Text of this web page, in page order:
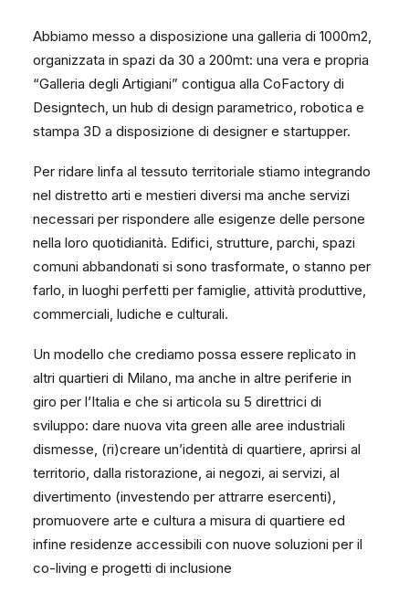
Abbiamo messo a disposizione una galleria di 1000m2,
organizzata in spazi da 30 a 200mt: una vera e propria
“Galleria degli Artigiani” contigua alla CoFactory di
Designtech, un hub di design parametrico, robotica e
stampa 3D a disposizione di designer e startupper.
Per ridare linfa al tessuto territoriale stiamo integrando
nel distretto arti e mestieri diversi ma anche servizi
necessari per rispondere alle esigenze delle persone
nella loro quotidianità. Edifici, strutture, parchi, spazi
comuni abbandonati si sono trasformate, o stanno per
farlo, in luoghi perfetti per famiglie, attività produttive,
commerciali, ludiche e culturali.
Un modello che crediamo possa essere replicato in
altri quartieri di Milano, ma anche in altre periferie in
giro per l’Italia e che si articola su 5 direttrici di
sviluppo: dare nuova vita green alle aree industriali
dismesse, (ri)creare un’identità di quartiere, aprirsi al
territorio, dalla ristorazione, ai negozi, ai servizi, al
divertimento (investendo per attrarre esercenti),
promuovere arte e cultura a misura di quartiere ed
infine residenze accessibili con nuove soluzioni per il
co-living e progetti di inclusione